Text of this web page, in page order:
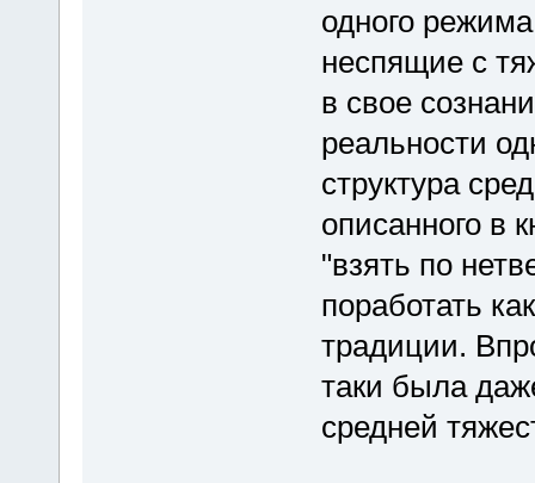
одного
неспящие с
в свое
реальности
структура
описанного в
"взять по
поработать
традиции.
таки была
средней